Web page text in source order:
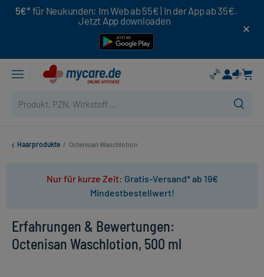
5€* für Neukunden: Im Web ab 55€ | In der App ab 35€.
Jetzt App downloaden
Haarprodukte / Octenisan Waschlotion
Nur für kurze Zeit: Gratis-Versand* ab 19€
Mindestbestellwert!
Erfahrungen & Bewertungen:
Octenisan Waschlotion, 500 ml